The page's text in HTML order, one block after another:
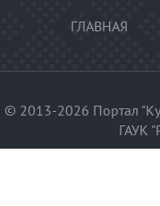
ГЛАВНАЯ
© 2013-2026 Портал
ГАУК